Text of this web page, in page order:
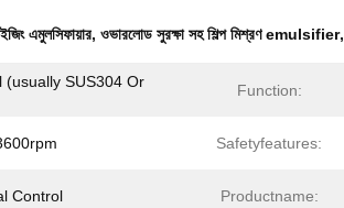
এমুলসিফায়ার, ওভারলোড সুরক্ষা সহ শিল্প মিশ্রণ emulsifier,
(usually SUS304 Or
Function:
Safetyfeatures:
Control Productname: